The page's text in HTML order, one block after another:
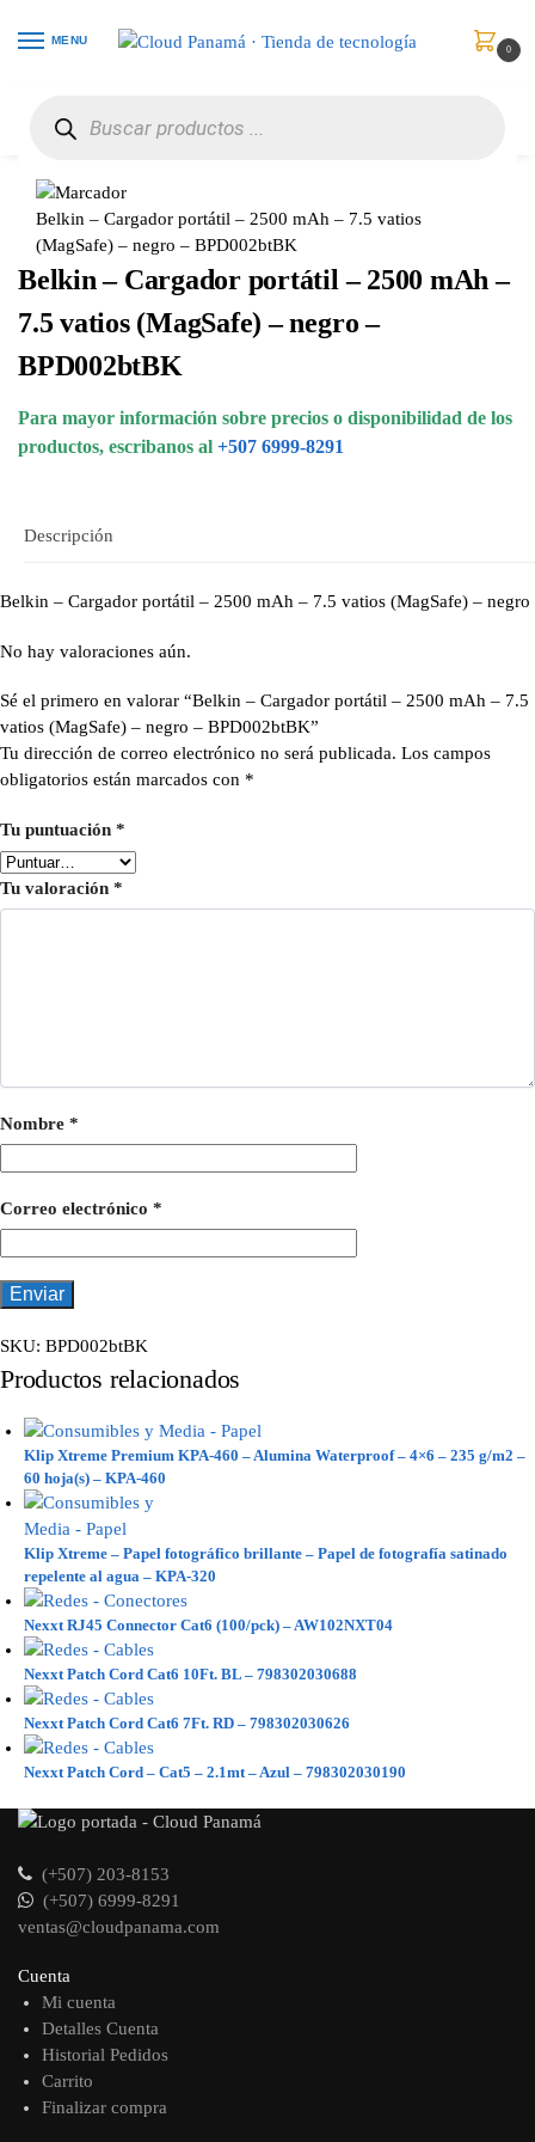
MENU
0
Belkin – Cargador portátil – 2500 mAh – 7.5 vatios
(MagSafe) – negro – BPD002btBK
Belkin – Cargador portátil – 2500 mAh –
7.5 vatios (MagSafe) – negro –
BPD002btBK
Para mayor información sobre precios o disponibilidad de los
productos, escribanos al +507 6999-8291
Descripción
Belkin – Cargador portátil – 2500 mAh – 7.5 vatios (MagSafe) – negro
No hay valoraciones aún.
Sé el primero en valorar “Belkin – Cargador portátil – 2500 mAh – 7.5
vatios (MagSafe) – negro – BPD002btBK”
Tu dirección de correo electrónico no será publicada. Los campos
obligatorios están marcados con *
Tu puntuación *
Tu valoración *
Nombre *
Correo electrónico *
SKU: BPD002btBK
Productos relacionados
Klip Xtreme Premium KPA-460 – Alumina Waterproof – 4×6 – 235 g/m2 –
60 hoja(s) – KPA-460
Klip Xtreme – Papel fotográfico brillante – Papel de fotografía satinado
repelente al agua – KPA-320
Nexxt RJ45 Connector Cat6 (100/pck) – AW102NXT04
Nexxt Patch Cord Cat6 10Ft. BL – 798302030688
Nexxt Patch Cord Cat6 7Ft. RD – 798302030626
Nexxt Patch Cord – Cat5 – 2.1mt – Azul – 798302030190
(+507) 203-8153
(+507) 6999-8291
ventas@cloudpanama.com
Cuenta
Mi cuenta
Detalles Cuenta
Historial Pedidos
Carrito
Finalizar compra